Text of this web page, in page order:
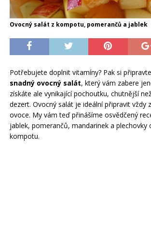
Ovocný salát z kompotu, pomerančů a jablek
Potřebujete doplnit vitamíny? Pak si připravte
snadný ovocný salát, který vám zabere
získáte ale vynikající pochoutku, chutnější
dezert. Ovocný salát je ideální připravit vždy
ovoce. My vám teď přinášíme osvědčený
jablek, pomerančů, mandarinek a plechovky
kompotu.